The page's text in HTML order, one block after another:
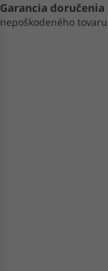
Garancia doručenia
nepoškodeného tovaru